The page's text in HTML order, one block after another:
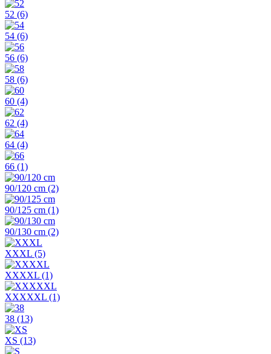
52 (6)
54 (6)
56 (6)
58 (6)
60 (4)
62 (4)
64 (4)
66 (1)
90/120 cm (2)
90/125 cm (1)
90/130 cm (2)
XXXL (5)
XXXXL (1)
XXXXXL (1)
38 (13)
XS (13)